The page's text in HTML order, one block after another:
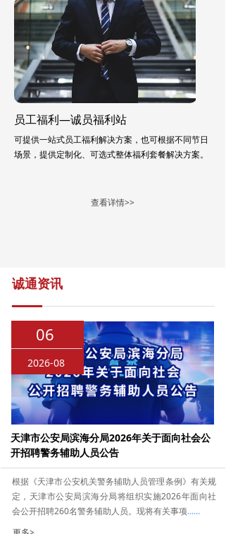
员工福利—诚员福利站
可提供一站式员工福利解决方案，也可根据不同节日
场景，提供定制化、可选式整体福利套餐解决方案。
查看详情>>
诚通资讯
天津市公安局滨海分局2026年关于面向社会公
开招聘警务辅助人员公告
2026-08
06
根据《天津市公安机关警务辅助人员管理条例》有关规
定，天津市公安局滨海分局将组织实施2026年面向社
会公开招聘260名警务辅助人员。现将有关事项......